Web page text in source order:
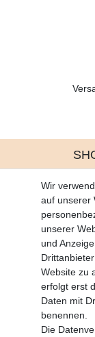
Login
Wir
auf unserer
unserer
und
Website zu
erfolgt erst
Daten mit
benennen.
Die